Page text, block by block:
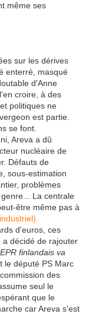
même ses
sur les dérives
enterré, masqué
d'Anne
croire, à des
politiques ne
est partie.
se font.
Areva a dû
nucléaire de
Défauts de
sous-estimation
problèmes
La centrale
être même pas à
d'euros, ces
a décidé de rajouter
finlandais va
le député PS Marc
des
seul le
que le
car Areva s'est